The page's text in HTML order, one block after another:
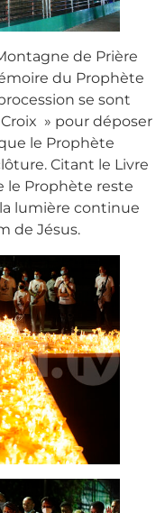
de Prière
du Prophète
se sont
» pour déposer
le Prophète
Citant le Livre
le Prophète reste
lumière continue
de Jésus.